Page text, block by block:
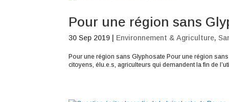
Pour une région sans
30 Sep 2019 Environnement & Agriculture,
Pour une région sans Glyphosate Pour une région
citoyens, élu.e.s, agriculteurs qui demandent la fin de